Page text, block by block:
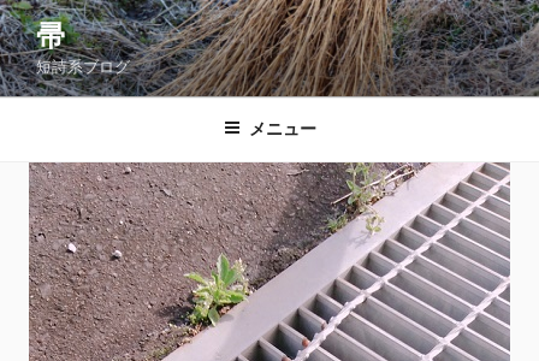
コ
ン
テ
ン
帚
短詩系ブログ
メニュー